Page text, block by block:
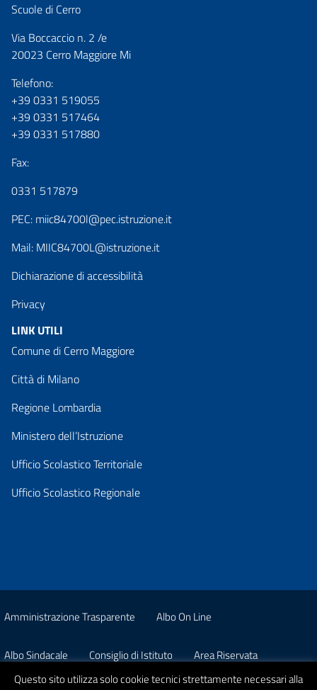
Scuole di Cerro
Via Boccaccio n. 2 /e
20023 Cerro Maggiore Mi
Telefono:
+39 0331 519055
+39 0331 517464
+39 0331 517880
Fax:
0331 517879
PEC: miic84700l@pec.istruzione.it
Mail: MIIC84700L@istruzione.it
Dichiarazione di accessibilità
Privacy
LINK UTILI
Comune di Cerro Maggiore
Città di Milano
Regione Lombardia
Ministero dell’Istruzione
Ufficio Scolastico Territoriale
Ufficio Scolastico Regionale
Amministrazione Trasparente Albo On Line
Albo Sindacale Consiglio di Istituto Area Riservata
Questo sito utilizza solo cookie tecnici strettamente necessari alla